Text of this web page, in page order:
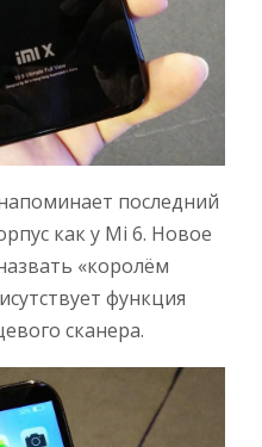
последний
как у Mi 6. Новое
«королём
функция
сканера.